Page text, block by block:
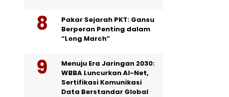
Pakar Sejarah PKT: Gansu
Berperan Penting dalam
“Long March”
Menuju Era Jaringan 2030:
WBBA Luncurkan AI-Net,
Sertifikasi Komunikasi
Data Berstandar Global